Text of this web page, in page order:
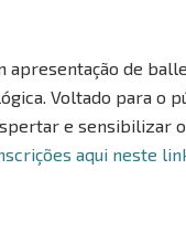
apresentação de
Voltado para o
e sensibilizar
aqui neste